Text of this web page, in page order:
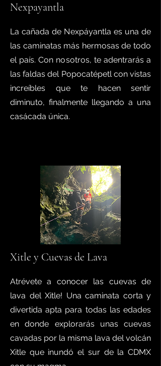
Nexpayantla
La cañada de Nexpáyantla es una de
las caminatas más hermosas de todo
el país. Con nosotros, te adentrarás a
las faldas del Popocatépetl con vistas
increíbles que te hacen sentir
diminuto, finalmente llegando a una
casácada única.
Xitle y Cuevas de Lava
Atrévete a conocer las cuevas de
lava del Xitle! Una caminata corta y
divertida apta para todas las edades
en donde explorarás unas cuevas
cavadas por la misma lava del volcán
Xitle que inundó el sur de la CDMX